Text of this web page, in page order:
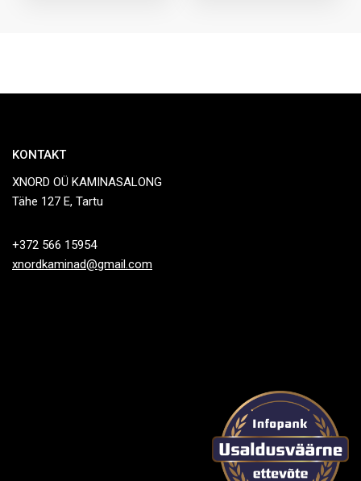
KONTAKT
XNORD OÜ KAMINASALONG
Tähe 127 E, Tartu
+372 566 15954
xnordkaminad@gmail.com